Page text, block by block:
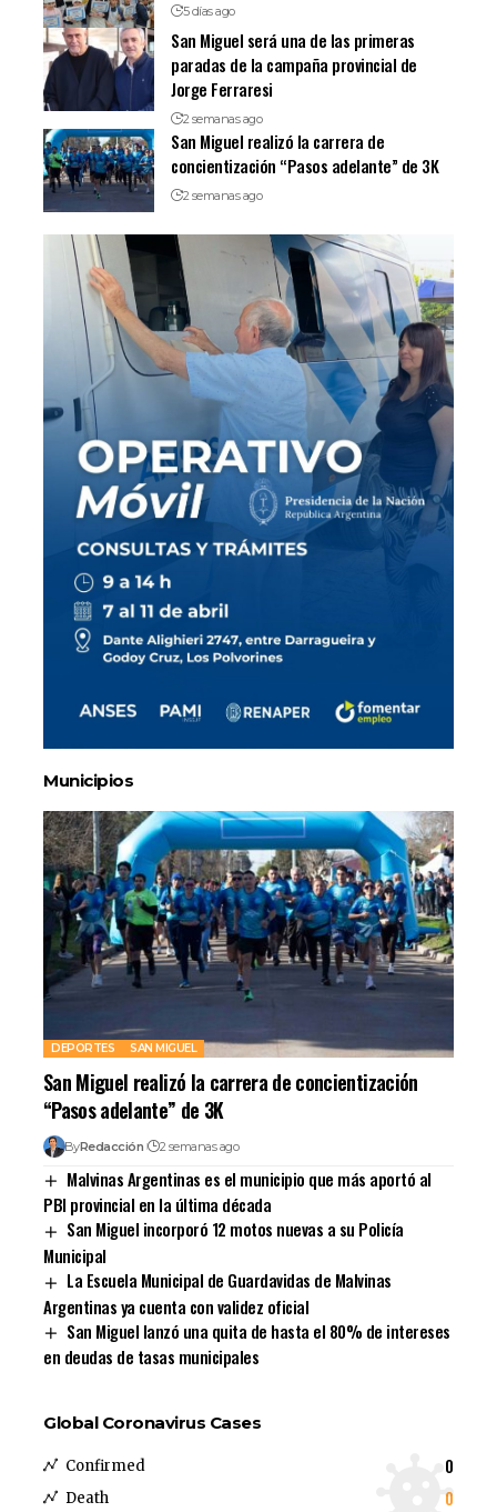
5 días ago
San Miguel será una de las primeras
paradas de la campaña provincial de
Jorge Ferraresi
2 semanas ago
San Miguel realizó la carrera de
concientización “Pasos adelante” de 3K
2 semanas ago
Municipios
DEPORTES SAN MIGUEL
San Miguel realizó la carrera de concientización
“Pasos adelante” de 3K
ByRedacción 2 semanas ago
Malvinas Argentinas es el municipio que más aportó al
PBI provincial en la última década
San Miguel incorporó 12 motos nuevas a su Policía
Municipal
La Escuela Municipal de Guardavidas de Malvinas
Argentinas ya cuenta con validez oficial
San Miguel lanzó una quita de hasta el 80% de intereses
en deudas de tasas municipales
Global Coronavirus Cases
Confirmed 0
Death 0